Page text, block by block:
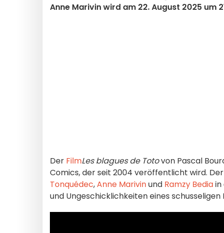
Anne Marivin wird am 22. August 2025 um
Der FilmLes blagues de Totovon Pascal
Comics, der seit 2004 veröffentlicht wird. Der
Tonquédec,Anne Marivinund Ramzy Bediain
und Ungeschicklichkeiten eines schusseligen